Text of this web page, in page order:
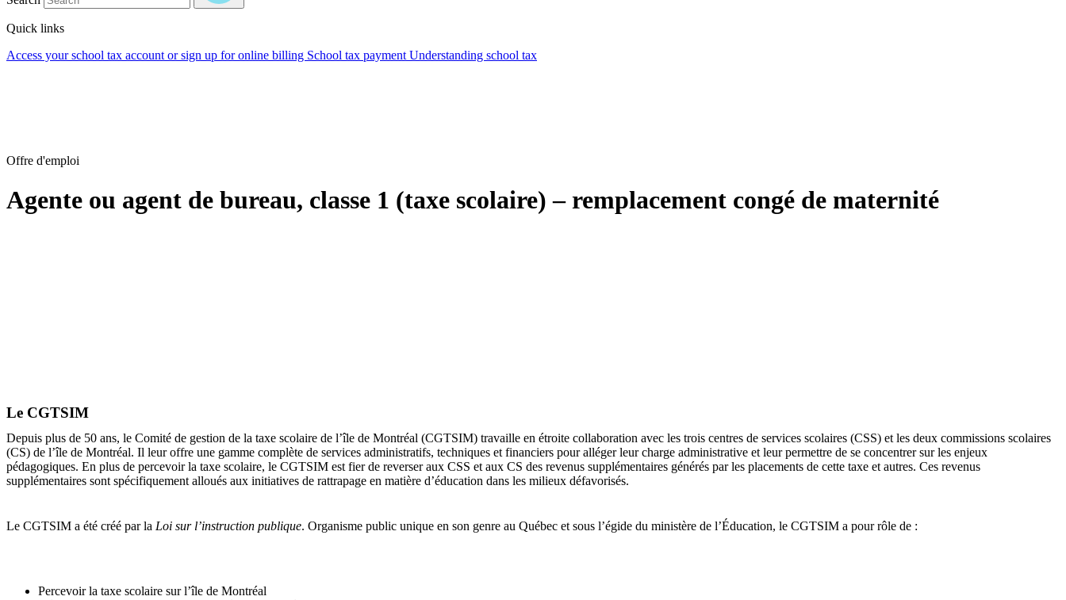
Quick links
Access your school tax account or sign up for online billing School tax payment Understanding school tax
Offre d'emploi
Agente ou agent de bureau, classe 1 (taxe scolaire) – remplacement congé de maternité
Le CGTSIM
Depuis plus de 50 ans, le Comité de gestion de la taxe scolaire de l’île de Montréal (CGTSIM) travaille en étroite collaboration avec les trois centres de services scolaires (CSS) et les deux commissions scolaires
(CS) de l’île de Montréal. Il leur offre une gamme complète de services administratifs, techniques et financiers pour alléger leur charge administrative et leur permettre de se concentrer sur les enjeux
pédagogiques. En plus de percevoir la taxe scolaire, le CGTSIM est fier de reverser aux CSS et aux CS des revenus supplémentaires générés par les placements de cette taxe et autres. Ces revenus
supplémentaires sont spécifiquement alloués aux initiatives de rattrapage en matière d’éducation dans les milieux défavorisés.
Le CGTSIM a été créé par la Loi sur l’instruction publique. Organisme public unique en son genre au Québec et sous l’égide du ministère de l’Éducation, le CGTSIM a pour rôle de :
Percevoir la taxe scolaire sur l’île de Montréal